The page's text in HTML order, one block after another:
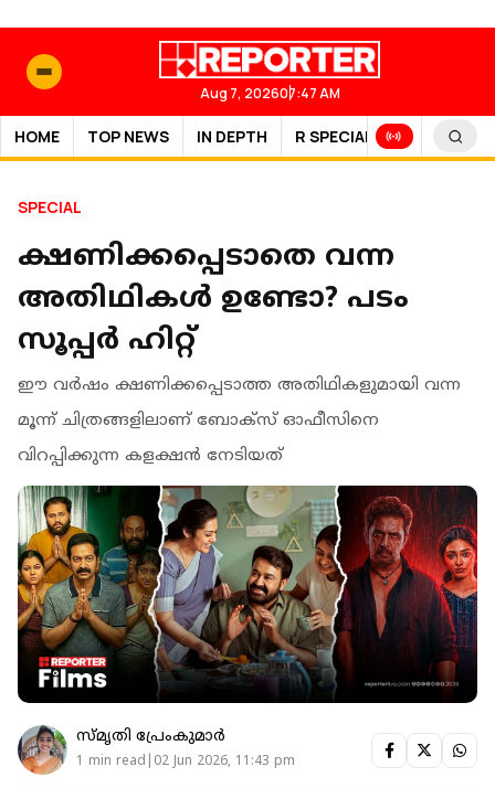
Aug 7, 202607:47 AM
HOME TOP NEWS IN DEPTH R SPECIAL SPORTS
SPECIAL
ക്ഷണിക്കപ്പെടാതെ വന്ന
അതിഥികൾ ഉണ്ടോ? പടം
സൂപ്പർ ഹിറ്റ്
ഈ വർഷം ക്ഷണിക്കപ്പെടാത്ത അതിഥികളുമായി വന്ന
മൂന്ന് ചിത്രങ്ങളിലാണ് ബോക്സ് ഓഫീസിനെ
വിറപ്പിക്കുന്ന കളക്ഷൻ നേടിയത്
സ്മൃതി പ്രേംകുമാര്‍
1 min read|02 Jun 2026, 11:43 pm